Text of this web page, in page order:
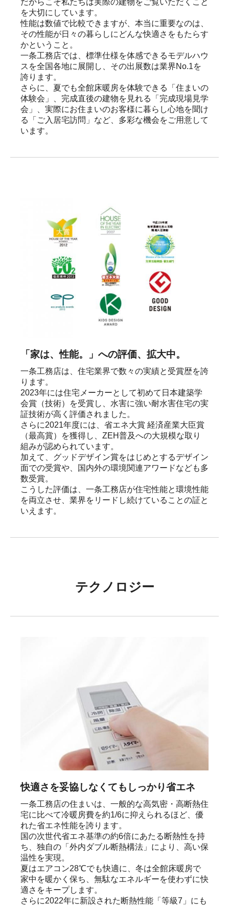
だからこそ私たちは実際の建物をご覧いただくこと
を大切にしています。
性能は数値で比較できますが、本当に重要なのは、
その性能が日々の暮らしにどんな快適さをもたらす
かということ。
一条工務店では、標準仕様を体感できるモデルハウ
スを全国各地に展開し、その出展数は業界No.1を
誇ります。
さらに、夏でも全館床暖房を体験できる「住まいの
体験会」、完成直後の建物を見れる「完成現場見学
会」、実際にお住まいのお客様に暮らし心地を聞け
る「ご入居宅訪問」など、多彩な機会をご用意して
います。
「家は、性能。」への評価、拡大中。
一条工務店は、住宅業界で数々の実績と受賞歴を誇
ります。
2023年には住宅メーカーとして初めて日本建築学
会賞（技術）を受賞し、水害に強い耐水害住宅の実
証技術が高く評価されました。
さらに2021年度には、省エネ大賞 経済産業大臣賞
（最高賞）を獲得し、ZEH普及への大規模な取り
組みが認められています。
加えて、グッドデザイン賞をはじめとするデザイン
面での受賞や、国内外の環境関連アワードなども多
数受賞。
こうした評価は、一条工務店が住宅性能と環境性能
を両立させ、業界をリードし続けていることの証と
いえます。
テクノロジー
快適さを妥協しなくてもしっかり省エネ
一条工務店の住まいは、一般的な高気密・高断熱住
宅に比べて冷暖房費を約1/6に抑えられるほど、優
れた省エネ性能を誇ります。
国の次世代省エネ基準の約6倍にあたる断熱性を持
ち、独自の「外内ダブル断熱構法」により、高い保
温性を実現。
夏はエアコン28℃でも快適に、冬は全館床暖房で
家中を暖かく保ち、無駄なエネルギーを使わずに快
適さをキープします。
さらに2022年に新設された断熱性能「等級7」にも